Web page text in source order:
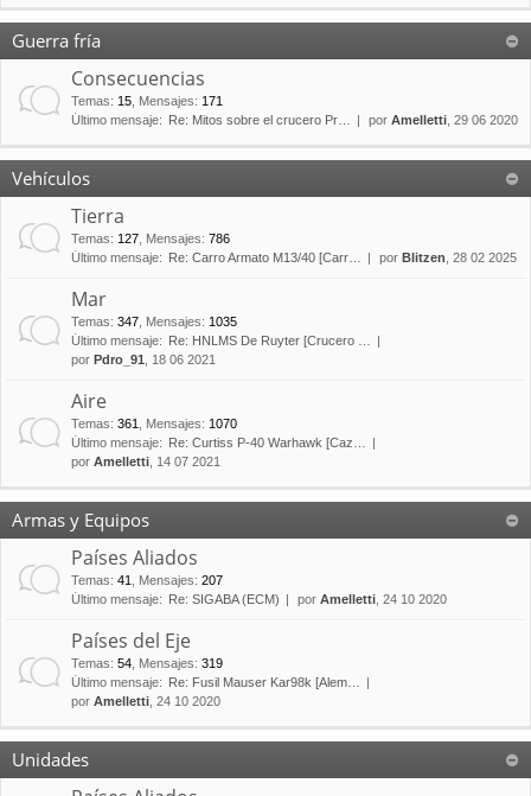
Guerra fría
Consecuencias
Temas: 15 Mensajes: 171
Último mensaje:
Re: Mitos sobre el crucero Pr… por Amelletti , 29 06 2020
Vehículos
Tierra
Temas: 127 Mensajes: 786
Último mensaje:
Re: Carro Armato M13/40 [Carr… por Blitzen , 28 02 2025
Mar
Temas: 347 Mensajes: 1035
Último mensaje:
Re: HNLMS De Ruyter [Crucero …
por Pdro_91 , 18 06 2021
Aire
Temas: 361 Mensajes: 1070
Último mensaje:
Re: Curtiss P-40 Warhawk [Caz…
por Amelletti , 14 07 2021
Armas y Equipos
Países Aliados
Temas: 41 Mensajes: 207
Último mensaje:
Re: SIGABA (ECM) por Amelletti , 24 10 2020
Países del Eje
Temas: 54 Mensajes: 319
Último mensaje:
Re: Fusil Mauser Kar98k [Alem…
por Amelletti , 24 10 2020
Unidades